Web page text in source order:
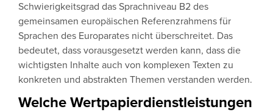
Schwierigkeitsgrad das Sprachniveau B2 des
gemeinsamen europäischen Referenzrahmens für
Sprachen des Europarates nicht überschreitet. Das
bedeutet, dass vorausgesetzt werden kann, dass die
wichtigsten Inhalte auch von komplexen Texten zu
konkreten und abstrakten Themen verstanden werden.
Welche Wertpapierdienstleistungen